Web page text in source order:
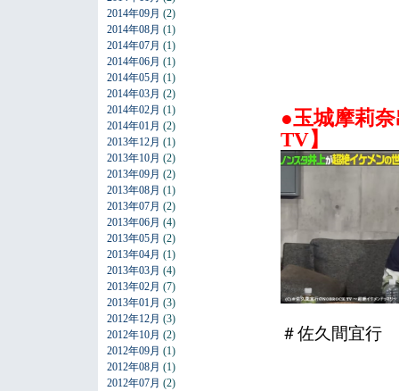
2014年09月 (2)
2014年08月 (1)
2014年07月 (1)
2014年06月 (1)
2014年05月 (1)
2014年03月 (2)
2014年02月 (1)
2014年01月 (2)
2013年12月 (1)
2013年10月 (2)
2013年09月 (2)
2013年08月 (1)
2013年07月 (2)
2013年06月 (4)
2013年05月 (2)
2013年04月 (1)
2013年03月 (4)
2013年02月 (7)
2013年01月 (3)
2012年12月 (3)
2012年10月 (2)
2012年09月 (1)
2012年08月 (1)
2012年07月 (2)
●玉城摩莉
TV】
＃佐久間宜行